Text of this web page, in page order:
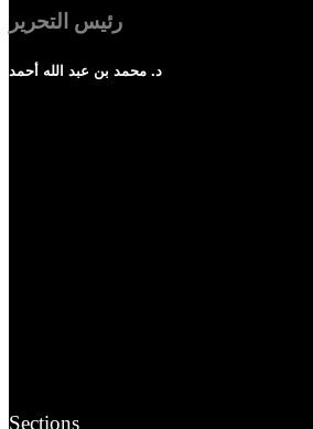
رئيس التحرير
د. محمد بن عبد الله أحمد
Sections